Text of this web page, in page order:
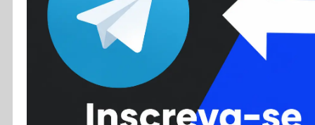
Colunas
Colaboradores
Cursos